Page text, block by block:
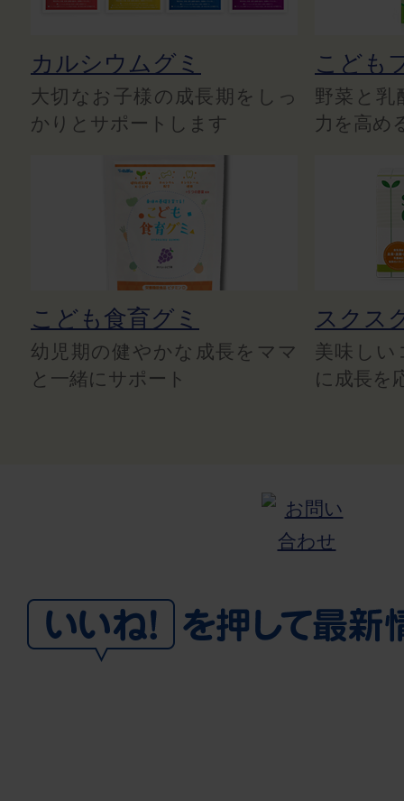
カルシウムグミ
大切なお子様の成長期をしっ
かりとサポートします
こども
野菜と乳
力を高め
こども食育グミ
幼児期の健やかな成長をママ
と一緒にサポート
スクス
美味しい
に成長を